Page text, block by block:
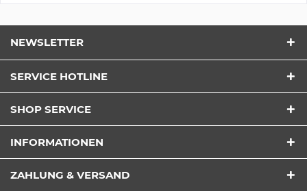
NEWSLETTER
SERVICE HOTLINE
SHOP SERVICE
INFORMATIONEN
ZAHLUNG & VERSAND